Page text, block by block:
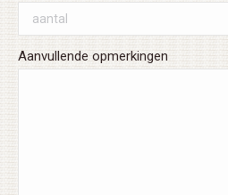
Aanvullende opmerkingen